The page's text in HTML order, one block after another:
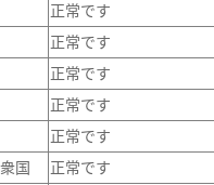
正常です
正常です
正常です
正常です
正常です
国
正常です